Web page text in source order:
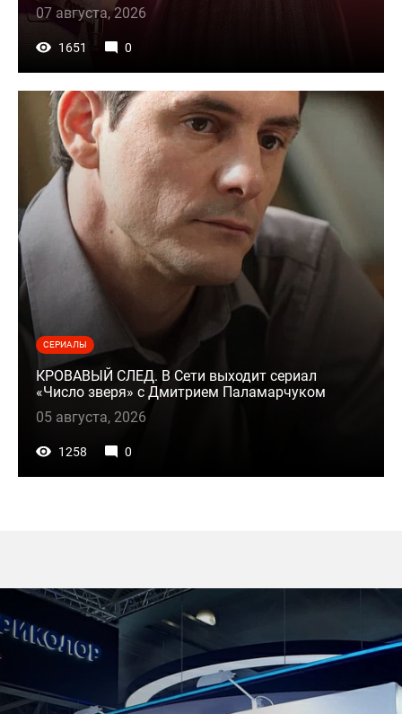
07 августа, 2026
1651 0
СЕРИАЛЫ
КРОВАВЫЙ СЛЕД. В Сети выходит сериал
«Число зверя» с Дмитрием Паламарчуком
05 августа, 2026
1258 0